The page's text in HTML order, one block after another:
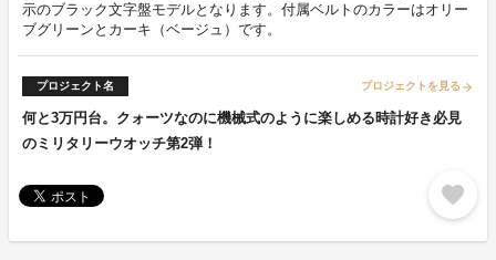
示のブラック文字盤モデルとなります。付属ベルトのカラーはオリー
ブグリーンとカーキ（ベージュ）です。
プロジェクト名 プロジェクトを見る arrow_forward
何と3万円台。クォーツなのに機械式のように楽しめる時計好き必見
のミリタリーウオッチ第2弾！
favorite